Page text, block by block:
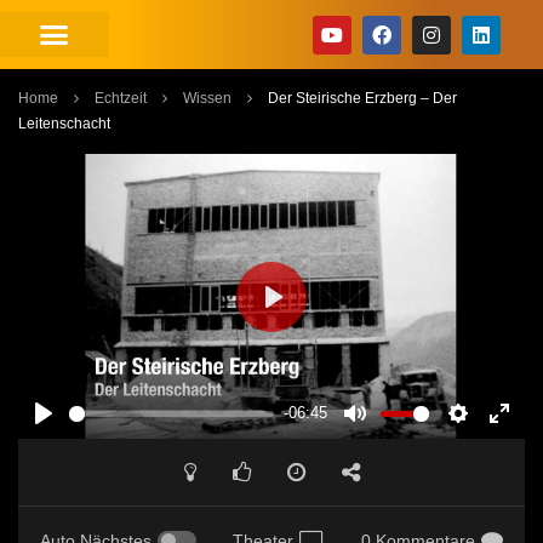
Home Echtzeit Wissen
Der Steirische Erzberg – Der
Leitenschacht
PLAY
-06:45
MUTE SETTINGS
PLAY